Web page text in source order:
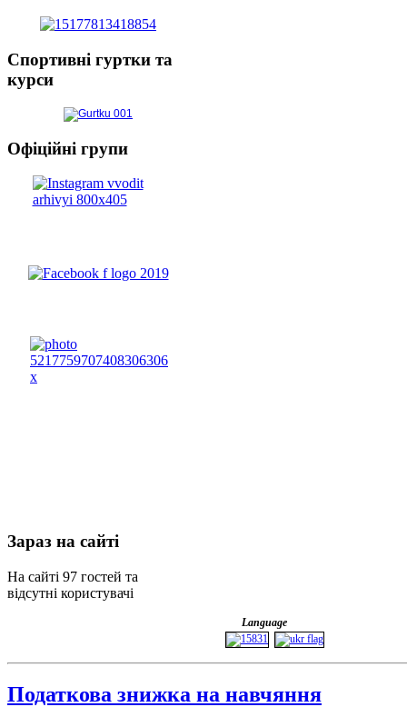
Спортивнi гуртки та
курси
Офіційні групи
Зараз на сайті
На сайті 97 гостей та
відсутні користувачі
Language
Податкова знижка на навчяння